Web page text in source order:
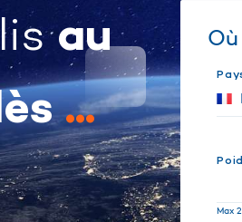
au
...
Max